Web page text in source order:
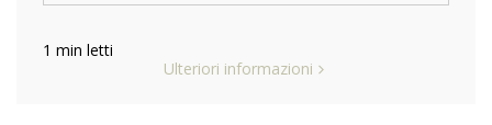
1 min letti
Ulteriori informazioni